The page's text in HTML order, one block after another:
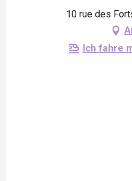
10 rue des
Ich fahre